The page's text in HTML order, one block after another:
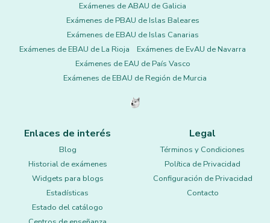
Exámenes de ABAU de Galicia
Exámenes de PBAU de Islas Baleares
Exámenes de EBAU de Islas Canarias
Exámenes de EBAU de La Rioja
Exámenes de EvAU de Navarra
Exámenes de EAU de País Vasco
Exámenes de EBAU de Región de Murcia
Enlaces de interés
Blog
Historial de exámenes
Widgets para blogs
Estadísticas
Estado del catálogo
Legal
Términos y Condiciones
Política de Privacidad
Configuración de Privacidad
Contacto